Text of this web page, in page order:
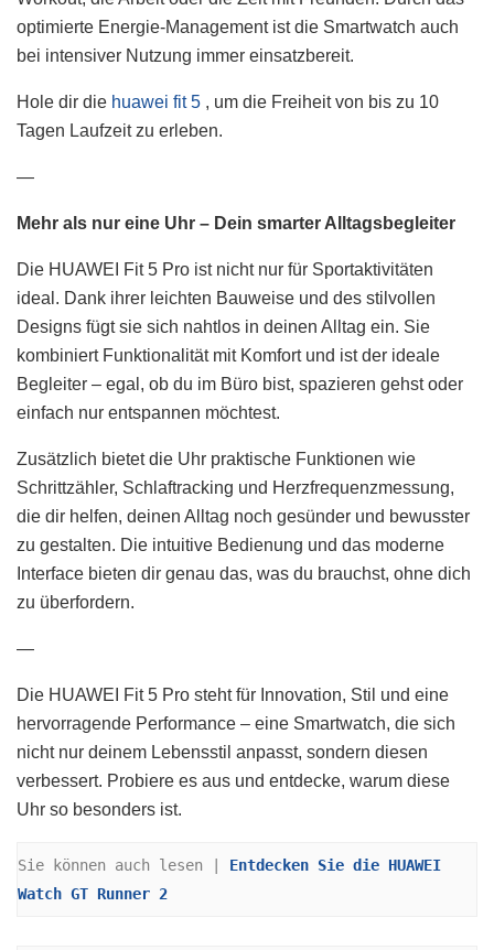
optimierte Energie-Management ist die Smartwatch auch
bei intensiver Nutzung immer einsatzbereit.
Hole dir die huawei fit 5 , um die Freiheit von bis zu 10
Tagen Laufzeit zu erleben.
—
Mehr als nur eine Uhr – Dein smarter Alltagsbegleiter
Die HUAWEI Fit 5 Pro ist nicht nur für Sportaktivitäten
ideal. Dank ihrer leichten Bauweise und des stilvollen
Designs fügt sie sich nahtlos in deinen Alltag ein. Sie
kombiniert Funktionalität mit Komfort und ist der ideale
Begleiter – egal, ob du im Büro bist, spazieren gehst oder
einfach nur entspannen möchtest.
Zusätzlich bietet die Uhr praktische Funktionen wie
Schrittzähler, Schlaftracking und Herzfrequenzmessung,
die dir helfen, deinen Alltag noch gesünder und bewusster
zu gestalten. Die intuitive Bedienung und das moderne
Interface bieten dir genau das, was du brauchst, ohne dich
zu überfordern.
—
Die HUAWEI Fit 5 Pro steht für Innovation, Stil und eine
hervorragende Performance – eine Smartwatch, die sich
nicht nur deinem Lebensstil anpasst, sondern diesen
verbessert. Probiere es aus und entdecke, warum diese
Uhr so besonders ist.
Sie können auch lesen | Entdecken Sie die HUAWEI
Watch GT Runner 2